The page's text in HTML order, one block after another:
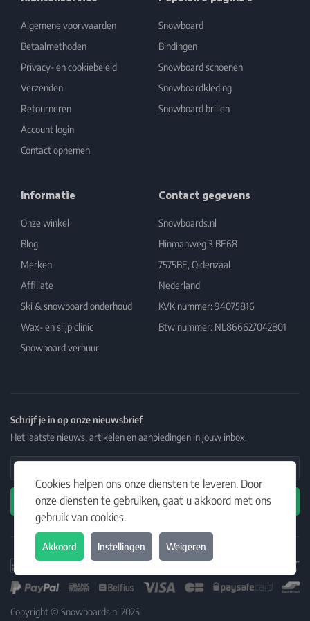
Cookies helpen ons onze diensten te leveren. Door
onze diensten te gebruiken, gaat u akkoord met ons
gebruik van cookies.
Akkoord Instellingen Weigeren
Algemene voorwaarden
Betaalmethoden
Privacy- en cookiebeleid
Verzenden
Retourneren
Account login
Contact opnemen
Snowboard
Bindingen
Snowboard schoenen
Snowboardkleding
Snowboard brillen
Informatie
Onze winkel
Blog
Merken
Affiliate
Ski & snowboard onderhoud
Wax- en slijp clinic
Snowboard verhuur
Contact gegevens
Snowboards.nl
Hinmanweg 3 BE68
7575BE, Oldenzaal
Nederland
KVK nummer: 94075816
Btw nummer: NL866627042B01
Schrijf je in op onze nieuwsbrief
Het laatste nieuws, artikelen en aanbiedingen in jouw inbox.
Email Address
Abonneren
Copyright © Snowboards.nl 2025